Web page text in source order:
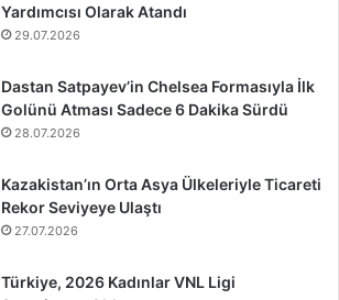
Yardımcısı Olarak Atandı
29.07.2026
Dastan Satpayev’in Chelsea Formasıyla İlk
Golünü Atması Sadece 6 Dakika Sürdü
28.07.2026
Kazakistan’ın Orta Asya Ülkeleriyle Ticareti
Rekor Seviyeye Ulaştı
27.07.2026
Türkiye, 2026 Kadınlar VNL Ligi